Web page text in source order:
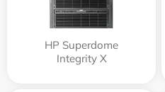
HP Superdome
Integrity Х